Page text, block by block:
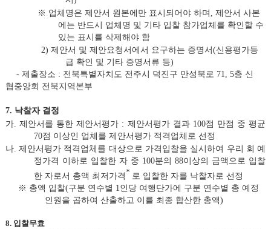
※ 업체명은 제안서 원본에만 표시되어야 하며
제안서 사본
에는 반드시 업체명 및 기타 입찰 참가업체를 확인할 수
있는 표시를 삭제해야 함
2) 제안서 및 제안요청서에서 요구하는 증명서(신용평가등
급 확인 및 기타 증명서류 등)
- 제출장소 : 전북특별자치도 전주시 덕진구 만성북로 71, 5층 신
협중앙회 전북지역본부
7. 낙찰자 결정
가.제안서를 통한 제안서평가 : 제안서평가 결과 100점 만점 중 평균
70점 이상인 업체를 제안서평가 적격업체로 선정
나.제안서평가 적격업체를 대상으로 가격입찰을 실시하여 우리 회 예
정가격 이하로 입찰한 자 중 100분의88이상의 금액으로 입찰
한 자로서 총액 최저가격* 로 입찰한 자를 낙찰자로 선정
※ 총액 입찰(구분 연수별 1인당 여행단가에 구분 연수별 총 예정
인원을 곱하여 산출하고 이를 최종 합산한 총액)
8. 입찰무효